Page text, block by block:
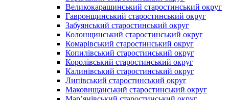
Великокарашинський старостинський округ
Гавронщинський старостинський округ
Забуянський старостинський округ
Колонщинський старостинський округ
Комарівський старостинський округ
Копилівський старостинський округ
Королівський старостинський округ
Калинівський старостинський округ
Липівський старостинський округ
Маковищанський старостинський округ